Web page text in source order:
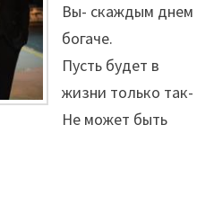
Вы- скаждым днем
богаче.
Пусть будет в
жизни только так-
Не может быть